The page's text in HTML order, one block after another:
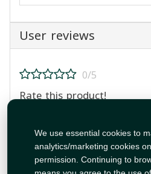
We use essential cookies to
analytics/marketing cookies
permission. Continuing to
User reviews
0/5
Rate this product!